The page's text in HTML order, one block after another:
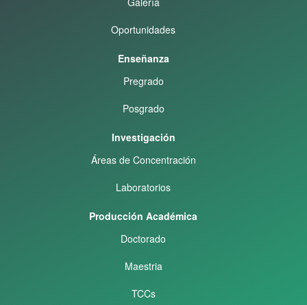
Oportunidades
Enseñanza
Pregrado
Posgrado
Investigación
Áreas de Concentración
Laboratorios
Producción Académica
Doctorado
Maestria
TCCs